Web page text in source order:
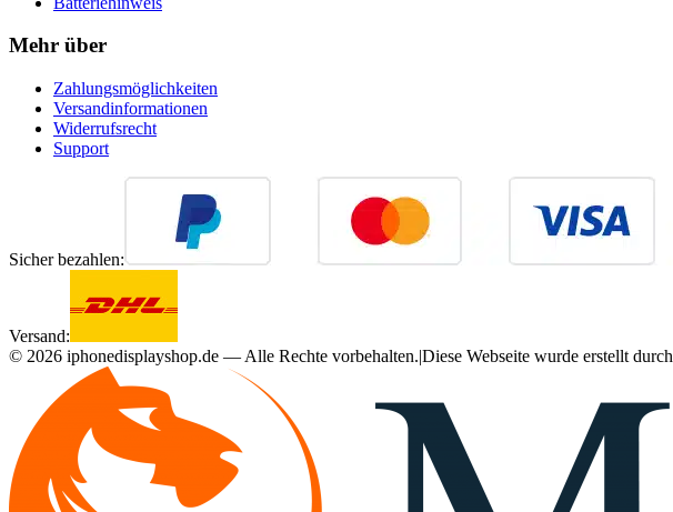
Mehr über
Zahlungsmöglichkeiten
Versandinformationen
Widerrufsrecht
Support
Sicher bezahlen:
Versand:
© 2026 iphonedisplayshop.de — Alle Rechte vorbehalten.|Diese Webseite wurde erstellt durch